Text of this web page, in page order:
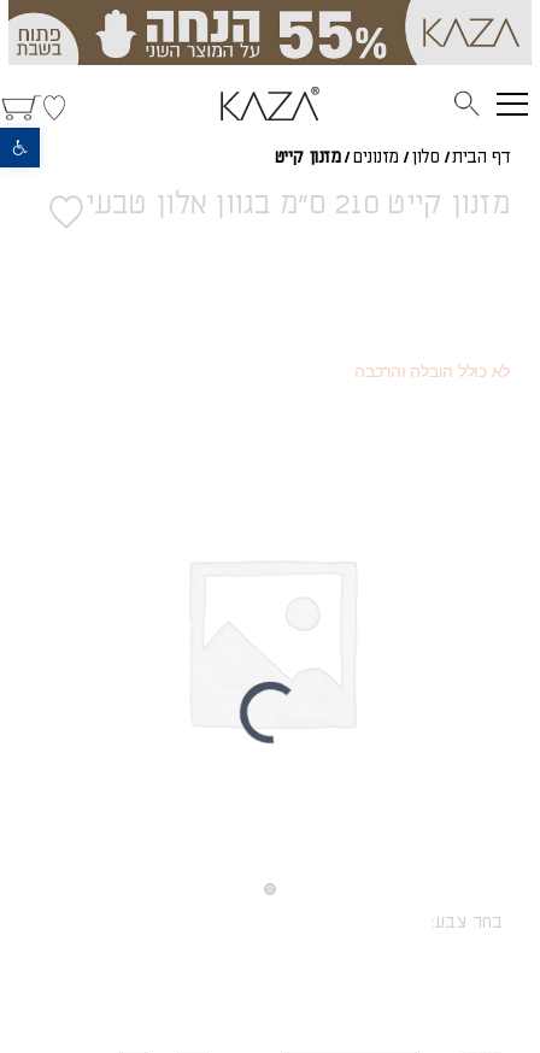
פתח סרגל נגישות
דף הבית/ סלון / מזנונים/ מזנון קייט
מזנון קייט 210 ס"מ בגוון אלון טבעי
לא כולל הובלה והרכבה
בחר צבע: